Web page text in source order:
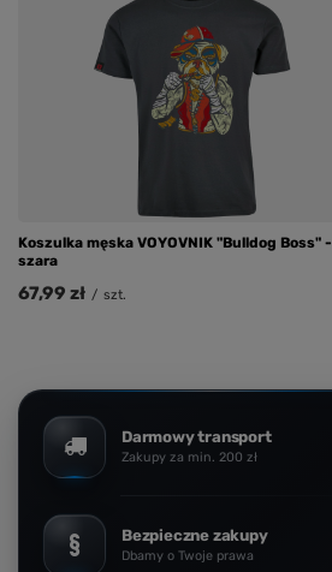
Koszulka męska VOYOVNIK "Bulldog Boss" -
szara
67,99 zł / szt.
Darmowy transport
Zakupy za min. 200 zł
Bezpieczne zakupy
Dbamy o Twoje prawa